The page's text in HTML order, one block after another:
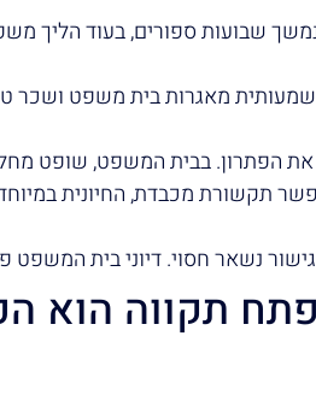
שבועות ספורים, בעוד הליך
מאגרות בית משפט ושכר
את הפתרון. בבית המשפט, שופט
תקשורת מכבדת, החיונית
נשאר חסוי. דיוני בית המשפט
תקווה הוא